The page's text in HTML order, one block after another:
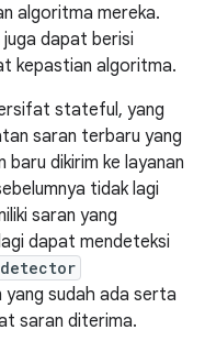
algoritma mereka.
dapat berisi
kepastian algoritma.
stateful, yang
saran terbaru yang
dikirim ke layanan
tidak lagi
saran yang
dapat mendeteksi
yang sudah ada serta
saran diterima.